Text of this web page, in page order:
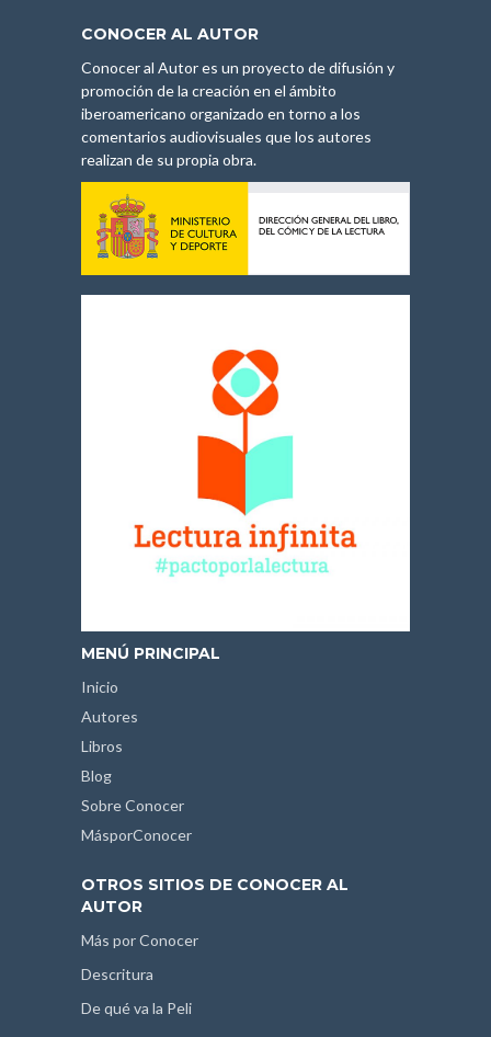
CONOCER AL AUTOR
Conocer al Autor es un proyecto de difusión y
promoción de la creación en el ámbito
iberoamericano organizado en torno a los
comentarios audiovisuales que los autores
realizan de su propia obra.
MENÚ PRINCIPAL
Inicio
Autores
Libros
Blog
Sobre Conocer
MásporConocer
OTROS SITIOS DE CONOCER AL
AUTOR
Más por Conocer
Descritura
De qué va la Peli